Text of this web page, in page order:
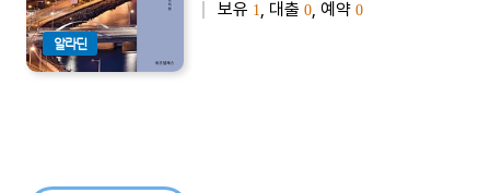
알라딘
보유 1 , 대출 0 , 예약 0